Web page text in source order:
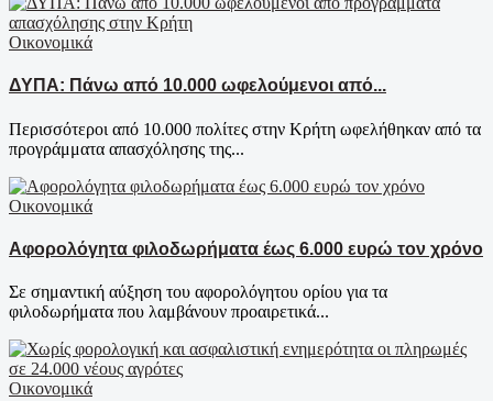
Οικονομικά
ΔΥΠΑ: Πάνω από 10.000 ωφελούμενοι από...
Περισσότεροι από 10.000 πολίτες στην Κρήτη ωφελήθηκαν από τα
προγράμματα απασχόλησης της...
Οικονομικά
Αφορολόγητα φιλοδωρήματα έως 6.000 ευρώ τον χρόνο
Σε σημαντική αύξηση του αφορολόγητου ορίου για τα
φιλοδωρήματα που λαμβάνουν προαιρετικά...
Οικονομικά